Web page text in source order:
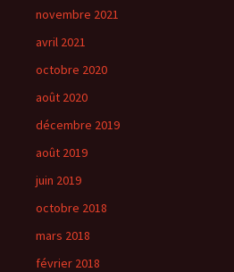
novembre 2021
avril 2021
octobre 2020
août 2020
décembre 2019
août 2019
juin 2019
octobre 2018
mars 2018
février 2018